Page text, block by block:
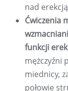
nad
Ćwiczenia
funkcji
mężczyźni
miednicy,
połowie